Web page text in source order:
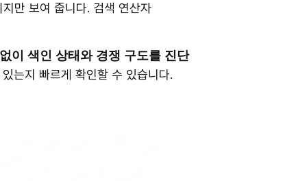
지만 보여 줍니다. 검색 연산자
이 색인 상태와 경쟁 구도를 진단
는지 빠르게 확인할 수 있습니다.